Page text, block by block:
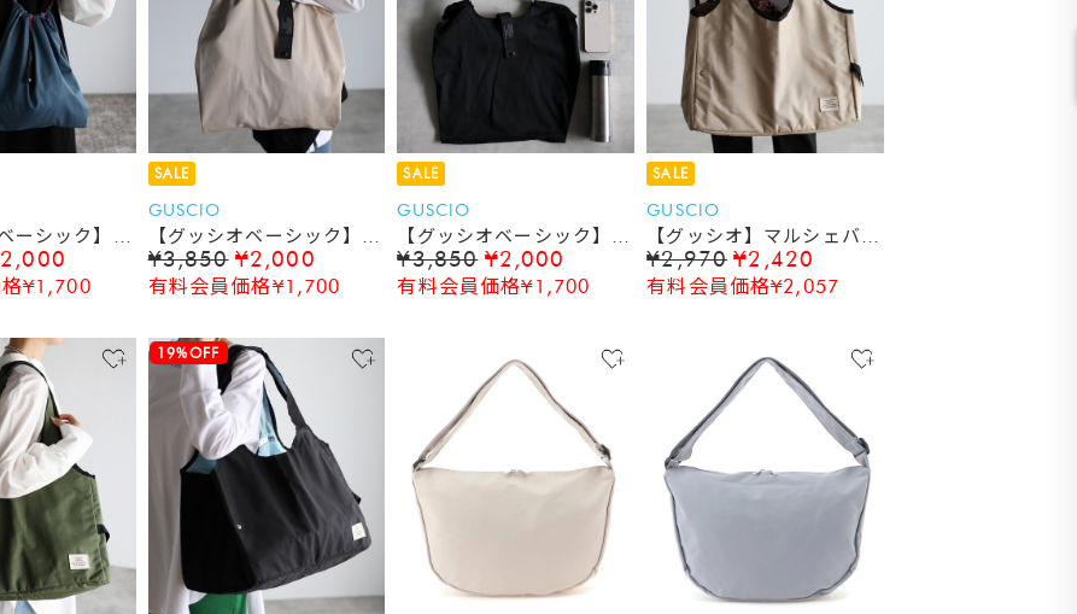
ーシック】パ
ドル エコバ
¥1,700
SALE
GUSCIO
【グッシオベーシック】パ
ラコードハンドル エコバ
ッグ
¥3,850 ¥2,000
有料会員価格¥1,700
SALE
GUSCIO
【グッシオベーシック】パ
ラコードハンドル エコバ
ッグ
¥3,850 ¥2,000
有料会員価格¥1,700
SALE
GUSCIO
【グッシオ】マルシェバッ
グ エコバッグ ショッピ
ングバッグ 保冷保温 ト
¥2,970 ¥2,420
有料会員価格¥2,057
19%OFF